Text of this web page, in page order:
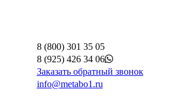
8 (800) 301 35 05
8 (925) 426 34 06
Заказать обратный звонок
info@metabo1.ru